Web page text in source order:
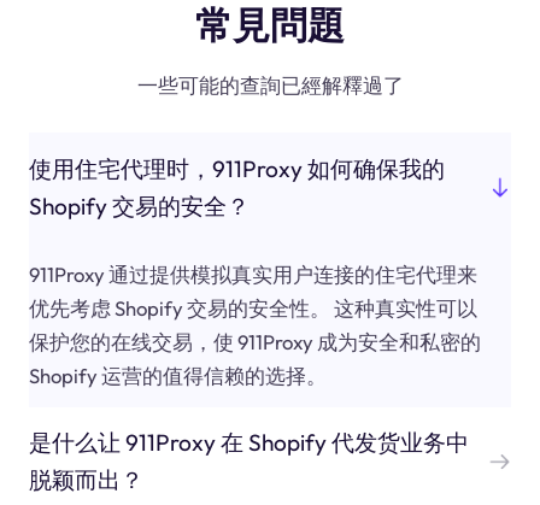
常見問題
一些可能的查詢已經解釋過了
使用住宅代理时，911Proxy 如何确保我的
Shopify 交易的安全？
911Proxy 通过提供模拟真实用户连接的住宅代理来
优先考虑 Shopify 交易的安全性。 这种真实性可以
保护您的在线交易，使 911Proxy 成为安全和私密的
Shopify 运营的值得信赖的选择。
是什么让 911Proxy 在 Shopify 代发货业务中
脱颖而出？